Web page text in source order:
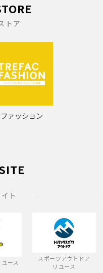
トア
ファッション
ト
ース
スポーツアウトドア
リユース